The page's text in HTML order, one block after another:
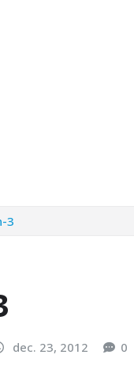
3
dec. 23, 2012 0